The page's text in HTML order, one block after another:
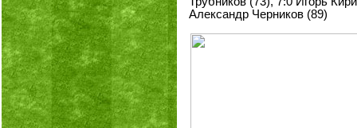
Александр Черников (89)